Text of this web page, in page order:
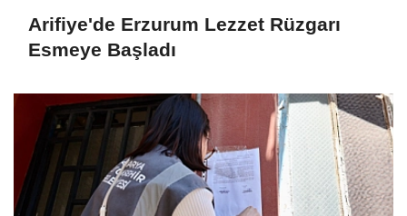
Arifiye'de Erzurum Lezzet Rüzgarı
Esmeye Başladı